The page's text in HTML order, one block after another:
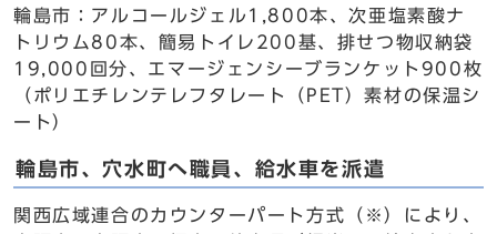
輪島市：アルコールジェル1,800本、次亜塩素酸ナ
トリウム80本、簡易トイレ200基、排せつ物収納袋
19,000回分、エマージェンシーブランケット900枚
（ポリエチレンテレフタレート（PET）素材の保温シ
ート）
輪島市、穴水町へ職員、給水車を派遣
関西広域連合のカウンターパート方式（※）により、